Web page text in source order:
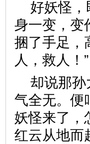
好妖怪
身一变，变
捆了手足，
人，救人
却说那孙
气全无。便
妖怪来了，
红云从地而